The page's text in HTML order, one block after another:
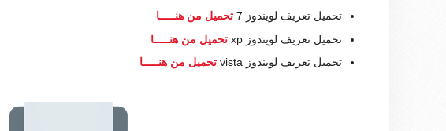
تحميل تعريف لويندوز 7
تحميل من هنـــــا
تحميل تعريف لويندوز xp
تحميل من هنـــــا
تحميل تعريف لويندوز vista
تحميل من هنـــــا